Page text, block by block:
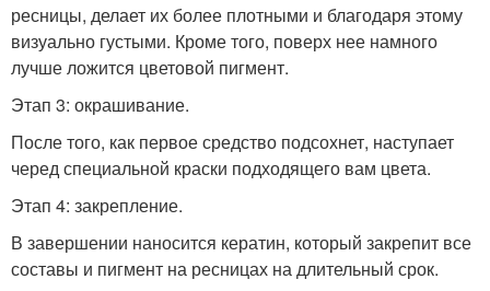
ресницы, делает их более плотными и благодаря этому
визуально густыми. Кроме того, поверх нее намного
лучше ложится цветовой пигмент.
Этап 3: окрашивание.
После того, как первое средство подсохнет, наступает
черед специальной краски подходящего вам цвета.
Этап 4: закрепление.
В завершении наносится кератин, который закрепит все
составы и пигмент на ресницах на длительный срок.